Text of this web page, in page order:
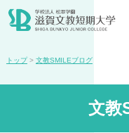
トップ > 文教SMILEブログ
文教